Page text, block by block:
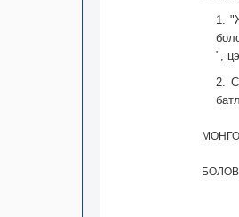
1.
",
2.